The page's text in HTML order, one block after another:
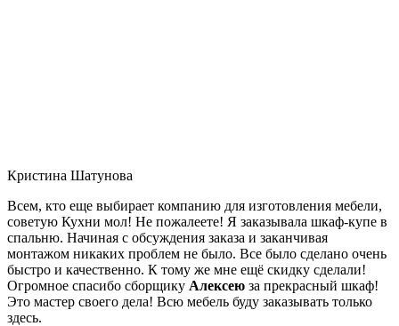
Кристина Шатунова
Всем, кто еще выбирает компанию для изготовления мебели,
советую Кухни мол! Не пожалеете! Я заказывала шкаф-купе в
спальню. Начиная с обсуждения заказа и заканчивая
монтажом никаких проблем не было. Все было сделано очень
быстро и качественно. К тому же мне ещё скидку сделали!
Огромное спасибо сборщику Алексею за прекрасный шкаф!
Это мастер своего дела! Всю мебель буду заказывать только
здесь.